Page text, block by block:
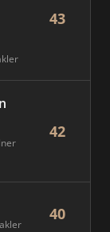
43
42
40